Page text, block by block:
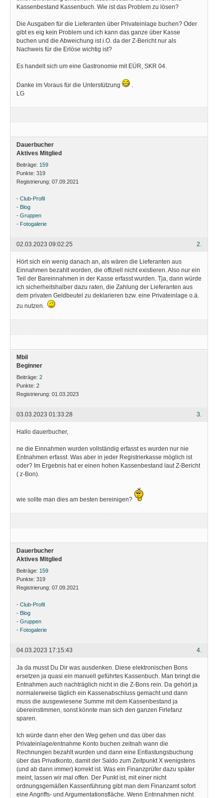
Kassenbestand Kassenbuch. Wie ist das Problem zu lösen?
Die Ausgaben für die Lieferanten über Privateinlage buchen? Oder
gibt es eig kein Problem und ich kann das ganze über Kasse
buchen und die Abweichung ist i.O. da der Z-Bericht nur als
Nachweis für die Erlöse wichtig ist?
Es handelt sich um eine Gastronomie mit EÜR, SKR 04.
Danke im Voraus für die Unterstützung
LG
Dauerbucher
Aktives Mitglied
Beiträge: 159
Punkte: 319
Registrierung: 07.09.2021
- Club-Profil
- Blog
- Gruppen
- Fotogalerie
2.
02.03.2023 09:02:25
Hört sich ein wenig danach an, als wären die Lieferanten aus
Einnahmen bezahlt worden, die offiziell nicht existieren. Also nur ein
Teil der Bareinnahmen in der Kasse erfasst wurden. Tja, dann würde
ich sicherheitshalber dazu raten, die Zahlung der Lieferanten aus
dem privaten Geldbeutel zu deklarieren bzw. eine Privateinlage o.ä.
zu nutzen.
Mbil
Beginner
Beiträge: 2
Punkte: 2
Registrierung: 01.03.2023
3.
03.03.2023 01:33:28
Hallo dauerbucher,
ne die Einnahmen wurden vollständig erfasst es wurden nur nie
Entnahmen erfasst. Was aber in jeder Registrierkasse möglich ist
oder? Im Ergebnis hat er einen hohen Kassenbestand laut Z-Bericht
( z-Bon).
wie sollte man dies am besten bereinigen?
Dauerbucher
Aktives Mitglied
Beiträge: 159
Punkte: 319
Registrierung: 07.09.2021
- Club-Profil
- Blog
- Gruppen
- Fotogalerie
4.
04.03.2023 17:15:43
Ja da musst Du Dir was ausdenken. Diese elektronischen Bons
ersetzen ja quasi ein manuell geführtes Kassenbuch. Man bringt die
Entnahmen auch nachträglich nicht in die Z-Bons rein. Da gehört ja
normalerweise täglich ein Kassenabschluss gemacht und dann
muss die ausgewiesene Summe mit dem Kassenbestand ja
übereinstimmen, sonst könnte man sich den ganzen Firlefanz
sparen.
Ich würde dann eher den Weg gehen und das über das
Privateinlage/entnahme Konto buchen zeitnah wann die
Rechnungen bezahlt wurden und dann eine Entlastungsbuchung
über das Privatkonto, damit der Saldo zum Zeitpunkt X wenigstens
(und ab dann immer) korrekt ist. Was ein Finanzprüfer dazu später
meint, lassen wir mal offen. Der Punkt ist, mit einer nicht
ordnungsgemäßen Kassenführung gibt man dem Finanzamt sofort
eine Angriffs- und Argumentationsfläche. Wenn Entnnahmen nicht